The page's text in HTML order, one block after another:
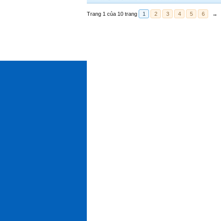
Trang 1 của 10 trang 1 2 3 4 5 6 →